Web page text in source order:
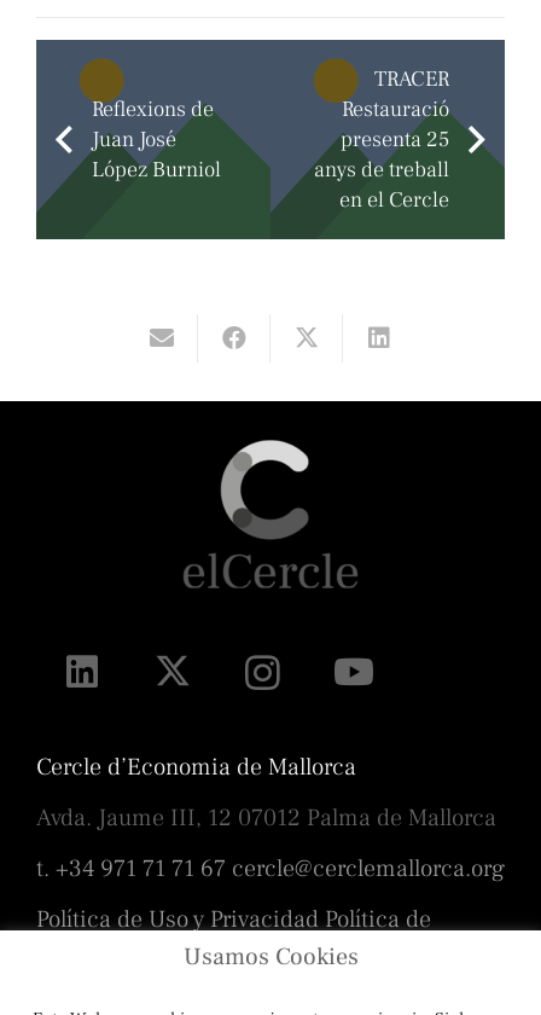
Reflexions de
Juan José
López Burniol
TRACER
Restauració
presenta 25
anys de treball
en el Cercle
Cercle d’Economia de Mallorca
Avda. Jaume III, 12 07012 Palma de Mallorca
t. +34 971 71 71 67 cercle@cerclemallorca.org
Política de Uso y Privacidad Política de
Usamos Cookies